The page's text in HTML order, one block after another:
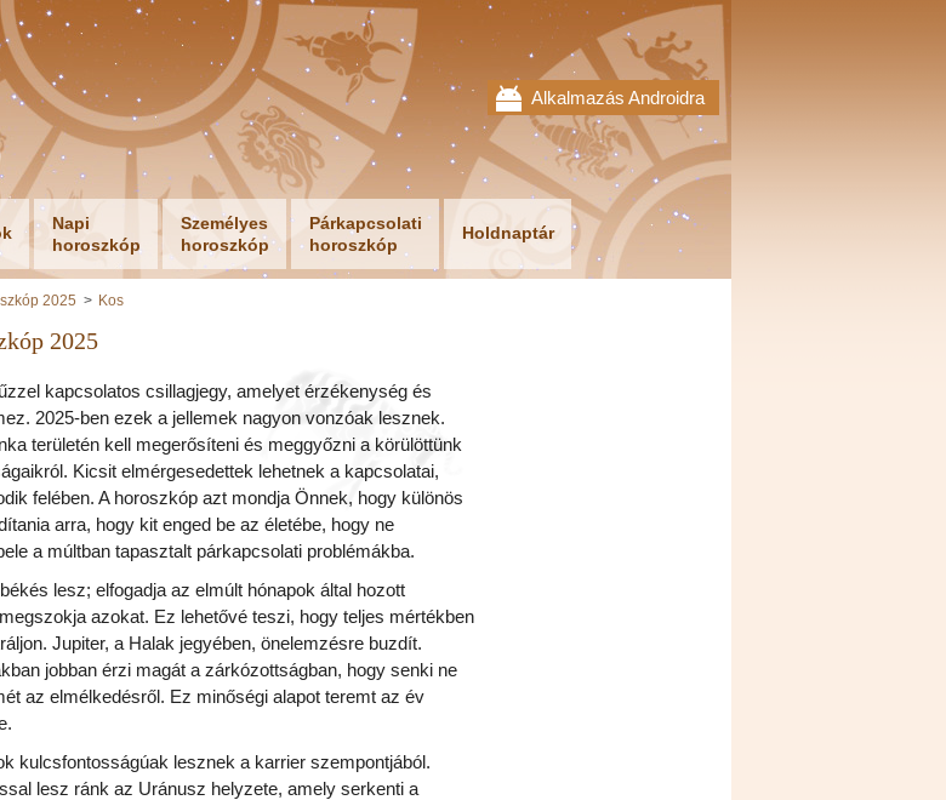
Alkalmazás Androidra
Napi
horoszkóp
Személyes
horoszkóp
Párkapcsolati
horoszkóp
Holdnaptár
2025 Kos
2025
kapcsolatos csillagjegy, amelyet érzékenység és
2025-ben ezek a jellemek nagyon vonzóak lesznek.
területén kell megerősíteni és meggyőzni a körülöttünk
Kicsit elmérgesedettek lehetnek a kapcsolatai,
felében. A horoszkóp azt mondja Önnek, hogy különös
arra, hogy kit enged be az életébe, hogy ne
a múltban tapasztalt párkapcsolati problémákba.
lesz; elfogadja az elmúlt hónapok által hozott
azokat. Ez lehetővé teszi, hogy teljes mértékben
Jupiter, a Halak jegyében, önelemzésre buzdít.
jobban érzi magát a zárkózottságban, hogy senki ne
az elmélkedésről. Ez minőségi alapot teremt az év
kulcsfontosságúak lesznek a karrier szempontjából.
lesz ránk az Uránusz helyzete, amely serkenti a